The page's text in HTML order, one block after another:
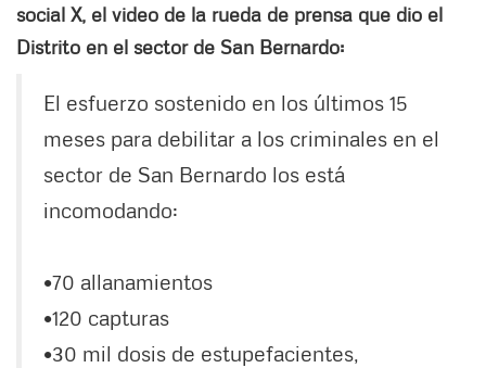
social X, el video de la rueda de prensa que dio el
Distrito en el sector de San Bernardo:
El esfuerzo sostenido en los últimos 15
meses para debilitar a los criminales en el
sector de San Bernardo los está
incomodando:
•70 allanamientos
•120 capturas
•30 mil dosis de estupefacientes,